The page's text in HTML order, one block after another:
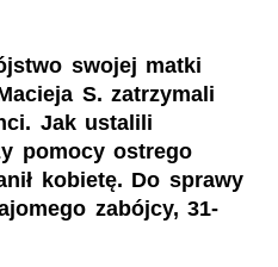
swojej matki
S. zatrzymali
Jak ustalili
pomocy ostrego
kobietę. Do sprawy
zabójcy, 31-